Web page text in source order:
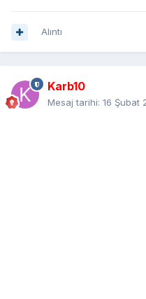
Alıntı
Karb10
Mesaj tarihi: 16 Şubat